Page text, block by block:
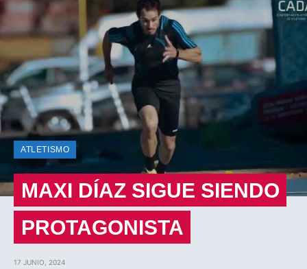
ATLETISMO
MAXI DÍAZ SIGUE SIENDO
PROTAGONISTA
17 JUNIO, 2024